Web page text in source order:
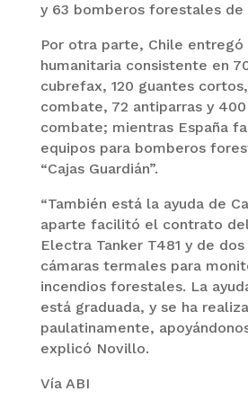
y 63 bomberos forestales de
Por otra parte, Chile entregó
humanitaria consistente en
cubrefax, 120 guantes
combate, 72 antiparras y
combate; mientras España
equipos para bomberos
“Cajas Guardián”.
“También está la ayuda de
aparte facilitó el contrato
Electra Tanker T481 y de
cámaras termales para
incendios forestales. La
está graduada, y se ha
paulatinamente,
explicó Novillo.
Vía ABI